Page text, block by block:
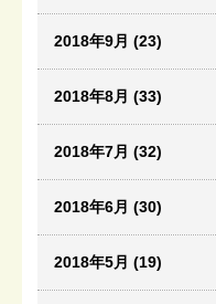
2018年9月 (23)
2018年8月 (33)
2018年7月 (32)
2018年6月 (30)
2018年5月 (19)